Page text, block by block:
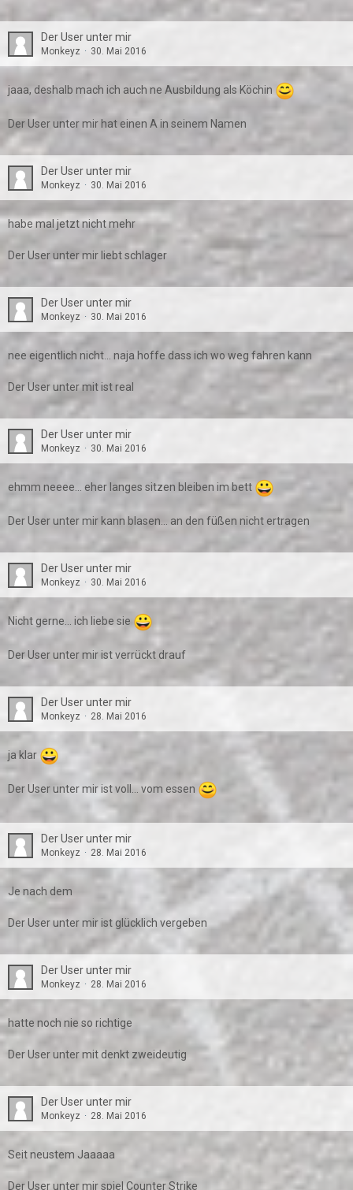
Der User unter mir
Monkeyz 30. Mai 2016
jaaa, deshalb mach ich auch ne Ausbildung als Köchin
Der User unter mir hat einen A in seinem Namen
Der User unter mir
Monkeyz 30. Mai 2016
habe mal jetzt nicht mehr
Der User unter mir liebt schlager
Der User unter mir
Monkeyz 30. Mai 2016
nee eigentlich nicht... naja hoffe dass ich wo weg fahren kann
Der User unter mit ist real
Der User unter mir
Monkeyz 30. Mai 2016
ehmm neeee... eher langes sitzen bleiben im bett
Der User unter mir kann blasen... an den füßen nicht ertragen
Der User unter mir
Monkeyz 30. Mai 2016
Nicht gerne... ich liebe sie
Der User unter mir ist verrückt drauf
Der User unter mir
Monkeyz 28. Mai 2016
ja klar
Der User unter mir ist voll... vom essen
Der User unter mir
Monkeyz 28. Mai 2016
Je nach dem
Der User unter mir ist glücklich vergeben
Der User unter mir
Monkeyz 28. Mai 2016
hatte noch nie so richtige
Der User unter mit denkt zweideutig
Der User unter mir
Monkeyz 28. Mai 2016
Seit neustem Jaaaaa
Der User unter mir spiel Counter Strike